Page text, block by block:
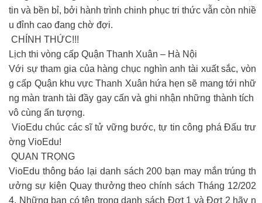
tin và bền bỉ, bởi hành trình chinh phục tri thức vẫn còn nhiề
u đỉnh cao đang chờ đợi.
CHÍNH THỨC!!!
Lịch thi vòng cấp Quận Thanh Xuân – Hà Nội
Với sự tham gia của hàng chục nghìn anh tài xuất sắc, vòn
g cấp Quận khu vực Thanh Xuân hứa hẹn sẽ mang tới nhữ
ng màn tranh tài đầy gay cấn và ghi nhận những thành tích
vô cùng ấn tượng.
VioEdu chúc các sĩ tử vững bước, tự tin công phá Đấu trư
ờng VioEdu!
QUAN TRỌNG
VioEdu thông báo lại danh sách 200 bạn may mắn trúng th
ưởng sự kiện Quay thưởng theo chính sách Tháng 12/202
4. Những bạn có tên trong danh sách Đợt 1 và Đợt 2 hãy n